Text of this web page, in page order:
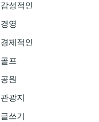
감성적인
경영
경제적인
골프
공원
관광지
글쓰기